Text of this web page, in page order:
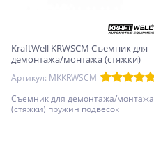
KraftWell KRWSCM Съемник для
демонтажа/монтажа (стяжки)
пружин универсальный
Артикул: MKKRWSCM
Съемник для демонтажа/монтажа
(стяжки) пружин подвесок